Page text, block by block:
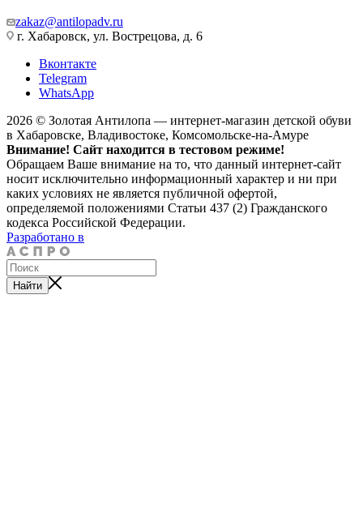
zakaz@antilopadv.ru
г. Хабаровск, ул. Вострецова, д. 6
Вконтакте
Telegram
WhatsApp
2026 © Золотая Антилопа — интернет-магазин детской обуви
в Хабаровске, Владивостоке, Комсомольске-на-Амуре
Внимание! Сайт находится в тестовом режиме!
Обращаем Ваше внимание на то, что данный интернет-сайт
носит исключительно информационный характер и ни при
каких условиях не является публичной офертой,
определяемой положениями Статьи 437 (2) Гражданского
кодекса Российской Федерации.
Разработано в
Найти